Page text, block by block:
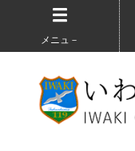
メニュ－